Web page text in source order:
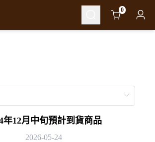
Cart 0
年12月中旬預計到貨商品
2026-05-24